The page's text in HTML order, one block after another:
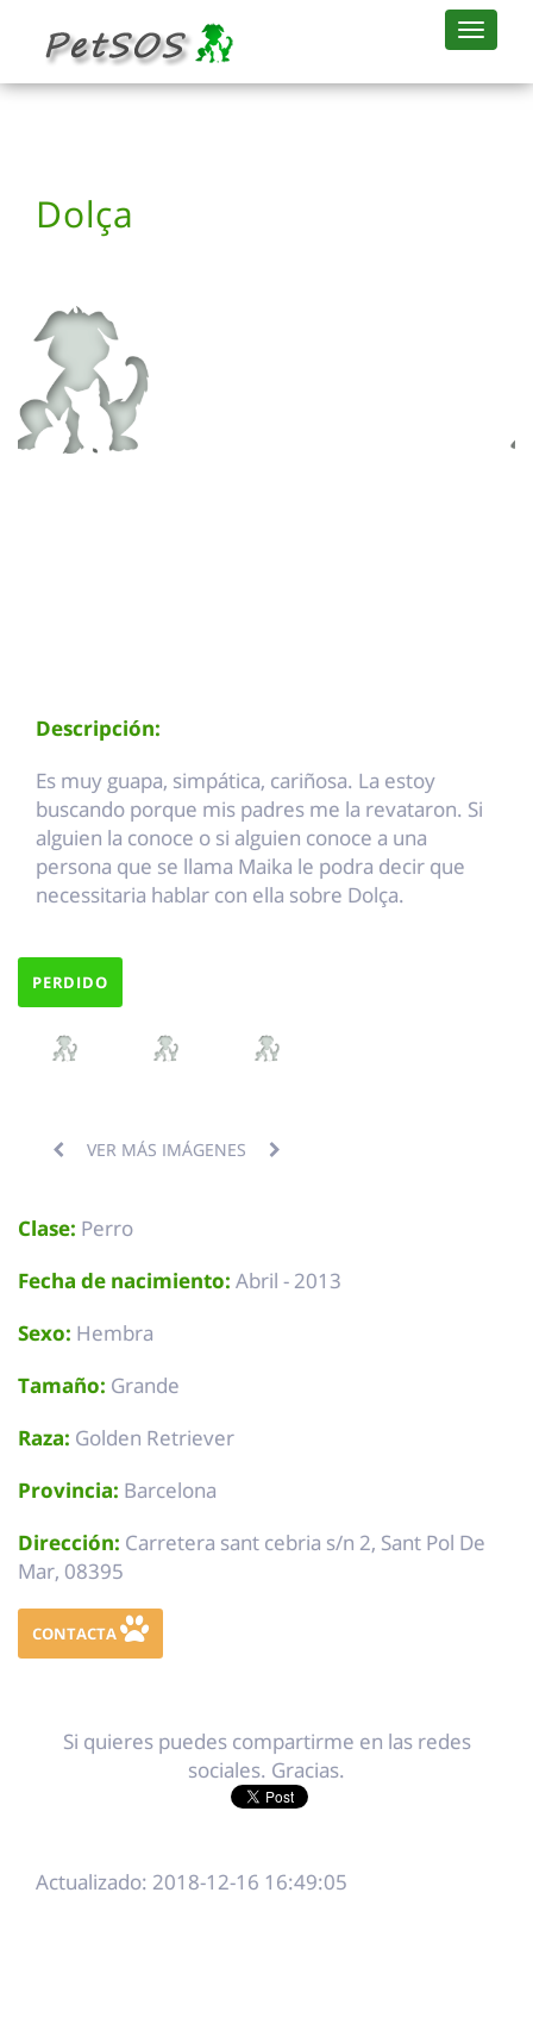
Dolça
Descripción:
Es muy guapa, simpática, cariñosa. La estoy
buscando porque mis padres me la revataron. Si
alguien la conoce o si alguien conoce a una
persona que se llama Maika le podra decir que
necessitaria hablar con ella sobre Dolça.
PERDIDO
VER MÁS IMÁGENES
Clase: Perro
Fecha de nacimiento: Abril - 2013
Sexo: Hembra
Tamaño: Grande
Raza: Golden Retriever
Provincia: Barcelona
Dirección: Carretera sant cebria s/n 2, Sant Pol De
Mar, 08395
CONTACTA
Si quieres puedes compartirme en las redes
sociales. Gracias.
Actualizado: 2018-12-16 16:49:05